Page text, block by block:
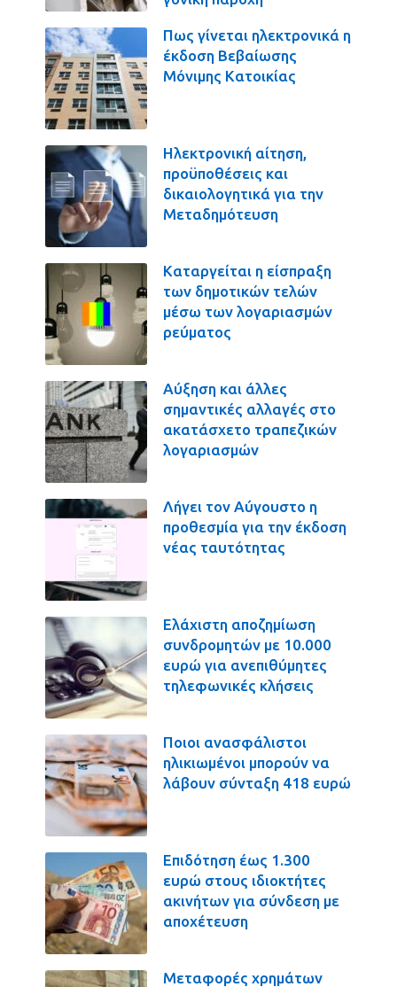
Πως γίνεται ηλεκτρονικά η
έκδοση Βεβαίωσης
Μόνιμης Κατοικίας
Ηλεκτρονική αίτηση,
προϋποθέσεις και
δικαιολογητικά για την
Μεταδημότευση
Καταργείται η είσπραξη
των δημοτικών τελών
μέσω των λογαριασμών
ρεύματος
Αύξηση και άλλες
σημαντικές αλλαγές στο
ακατάσχετο τραπεζικών
λογαριασμών
Λήγει τον Αύγουστο η
προθεσμία για την έκδοση
νέας ταυτότητας
Ελάχιστη αποζημίωση
συνδρομητών με 10.000
ευρώ για ανεπιθύμητες
τηλεφωνικές κλήσεις
Ποιοι ανασφάλιστοι
ηλικιωμένοι μπορούν να
λάβουν σύνταξη 418 ευρώ
Επιδότηση έως 1.300
ευρώ στους ιδιοκτήτες
ακινήτων για σύνδεση με
αποχέτευση
Μεταφορές χρημάτων